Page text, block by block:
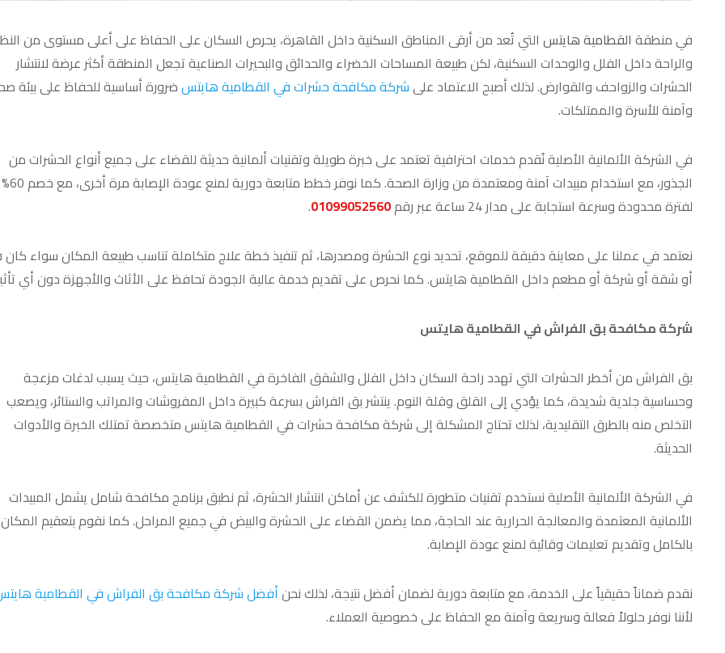
في منطقة القطامية هايتس التي تُعد من أرقى المناطق السكنية داخل القاهرة، يحرص السكان على الحفاظ على أعلى مستوى من
والراحة داخل الفلل والوحدات السكنية، لكن طبيعة المساحات الخضراء والحدائق والبحيرات الصناعية تجعل المنطقة أكثر عرضة لانتشار
الحشرات والزواحف والقوارض. لذلك أصبح الاعتماد علىشركة مكافحة حشرات في القطامية هايتسضرورة أساسية للحفاظ على بيئة
وآمنة للأسرة والممتلكات.
في الشركة الألمانية الأصلية نُقدم خدمات احترافية تعتمد على خبرة طويلة وتقنيات ألمانية حديثة للقضاء على جميع أنواع الحشرات من
الجذور، مع استخدام مبيدات آمنة ومعتمدة من وزارة الصحة. كما نوفر خطط متابعة دورية لمنع عودة الإصابة مرة أخرى، مع خصم 60%
لفترة محدودة وسرعة استجابة على مدار 24 ساعة عبر رقم
01099052560
.
نعتمد في عملنا على معاينة دقيقة للموقع، تحديد نوع الحشرة ومصدرها، ثم تنفيذ خطة علاج متكاملة تناسب طبيعة المكان سواء كان
أو شقة أو شركة أو مطعم داخل القطامية هايتس. كما نحرص على تقديم خدمة عالية الجودة تحافظ على الأثاث والأجهزة دون أي
شركة مكافحة بق الفراش في القطامية هايتس
بق الفراش من أخطر الحشرات التي تهدد راحة السكان داخل الفلل والشقق الفاخرة في القطامية هايتس، حيث يسبب لدغات مزعجة
وحساسية جلدية شديدة، كما يؤدي إلى القلق وقلة النوم. ينتشر بق الفراش بسرعة كبيرة داخل المفروشات والمراتب والستائر، ويصعب
التخلص منه بالطرق التقليدية، لذلك تحتاج المشكلة إلى شركة مكافحة حشرات في القطامية هايتس متخصصة تمتلك الخبرة والأدوات
الحديثة.
في الشركة الألمانية الأصلية نستخدم تقنيات متطورة للكشف عن أماكن انتشار الحشرة، ثم نطبق برنامج مكافحة شامل يشمل المبيدات
الألمانية المعتمدة والمعالجة الحرارية عند الحاجة، مما يضمن القضاء على الحشرة والبيض في جميع المراحل. كما نقوم بتعقيم المكان
بالكامل وتقديم تعليمات وقائية لمنع عودة الإصابة.
نقدم ضماناً حقيقياً على الخدمة، مع متابعة دورية لضمان أفضل نتيجة، لذلك نحنأفضل شركة مكافحة بق الفراش في القطامية
لأننا نوفر حلولاً فعالة وسريعة وآمنة مع الحفاظ على خصوصية العملاء.